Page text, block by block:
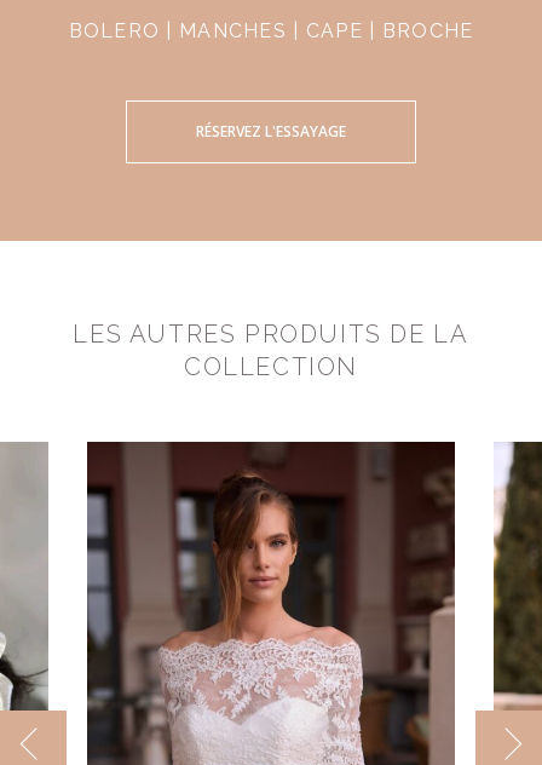
BOLERO | MANCHES | CAPE | BROCHE
RÉSERVEZ L'ESSAYAGE
LES AUTRES PRODUITS DE LA
COLLECTION